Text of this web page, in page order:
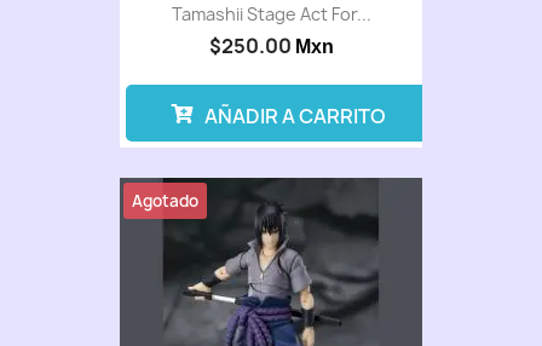
Tamashii Stage Act For...
$250.00 Mxn
AÑADIR A CARRITO
Agotado